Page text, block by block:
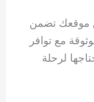
موقعك تضمن
مع توافر
لرحلة